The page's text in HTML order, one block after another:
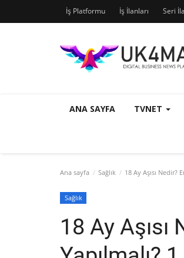
İş Platformu İş İlanları Seri
ANA SAYFA TVNET
Ana sayfa Sağlık 18 Ay Aşısı Nedir?
Sağlık
18 Ay